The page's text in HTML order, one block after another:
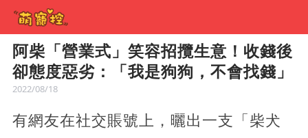
阿柴「營業式」笑容招攬生意！收錢後
卻態度惡劣：「我是狗狗，不會找錢」
2022/08/18
有網友在社交賬號上，曬出一支「柴犬